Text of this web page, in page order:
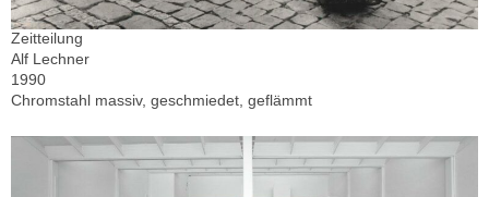
Zeitteilung
Alf Lechner
1990
Chromstahl massiv, geschmiedet, geflämmt